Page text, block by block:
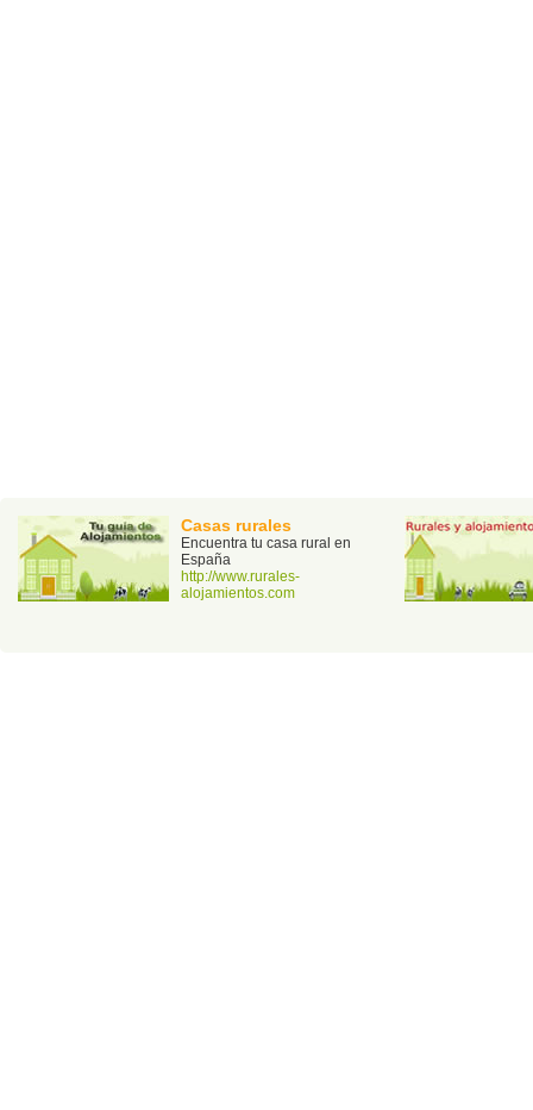
Casas rurales
Encuentra tu casa rural en
España
http://www.rurales-
alojamientos.com